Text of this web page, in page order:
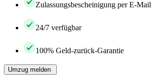
Zulassungsbescheinigung per E-Mail
24/7 verfügbar
100% Geld-zurück-Garantie
Umzug melden